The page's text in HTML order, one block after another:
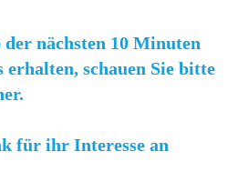
nächsten 10 Minuten
schauen Sie bitte
für ihr Interesse an